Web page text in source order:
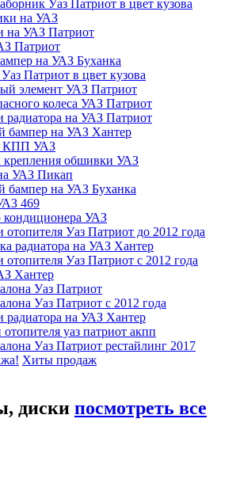
Уаз Патриот в цвет кузова
на УАЗ
на УАЗ Патриот
Патриот
на УАЗ Буханка
Патриот в цвет кузова
элемент УАЗ Патриот
колеса УАЗ Патриот
радиатора на УАЗ Патриот
бампер на УАЗ Хантер
КПП УАЗ
обшивки УАЗ
УАЗ Пикап
бампер на УАЗ Буханка
469
кондиционера УАЗ
отопителя Уаз Патриот до 2012 года
радиатора на УАЗ Хантер
отопителя Уаз Патриот с 2012 года
Хантер
Уаз Патриот
Уаз Патриот с 2012 года
радиатора на УАЗ Хантер
отопителя уаз патриот акпп
Уаз Патриот рестайлинг 2017
Хиты продаж
диски посмотреть все